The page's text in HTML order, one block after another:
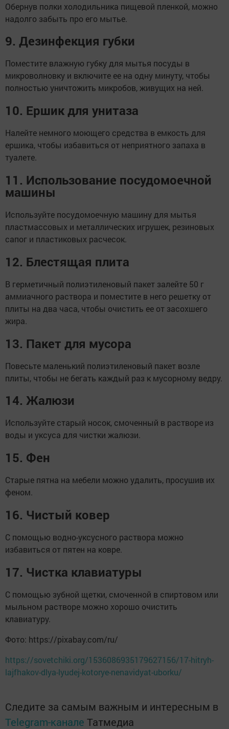
Обернув полки холодильника пищевой пленкой, можно
надолго забыть про его мытье.
9. Дезинфекция губки
Поместите влажную губку для мытья посуды в
микроволновку и включите ее на одну минуту, чтобы
полностью уничтожить микробов, живущих на ней.
10. Ершик для унитаза
Налейте немного моющего средства в емкость для
ершика, чтобы избавиться от неприятного запаха в
туалете.
11. Использование посудомоечной
машины
Используйте посудомоечную машину для мытья
пластмассовых и металлических игрушек, резиновых
сапог и пластиковых расчесок.
12. Блестящая плита
В герметичный полиэтиленовый пакет залейте 50 г
аммиачного раствора и поместите в него решетку от
плиты на два часа, чтобы очистить ее от засохшего
жира.
13. Пакет для мусора
Повесьте маленький полиэтиленовый пакет возле
плиты, чтобы не бегать каждый раз к мусорному ведру.
14. Жалюзи
Используйте старый носок, смоченный в растворе из
воды и уксуса для чистки жалюзи.
15. Фен
Старые пятна на мебели можно удалить, просушив их
феном.
16. Чистый ковер
С помощью водно-уксусного раствора можно
избавиться от пятен на ковре.
17. Чистка клавиатуры
С помощью зубной щетки, смоченной в спиртовом или
мыльном растворе можно хорошо очистить
клавиатуру.
Фото: https://pixabay.com/ru/
https://sovetchiki.org/1536086935179627156/17-hitryh-
lajfhakov-dlya-lyudej-kotorye-nenavidyat-uborku/
Следите за самым важным и интересным в
Telegram-канале Татмедиа